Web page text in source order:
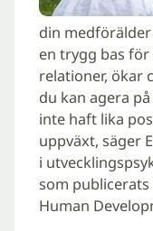
din
en trygg bas
relationer, ökar
du kan agera
inte haft lika
uppväxt, säger
i
som
Human